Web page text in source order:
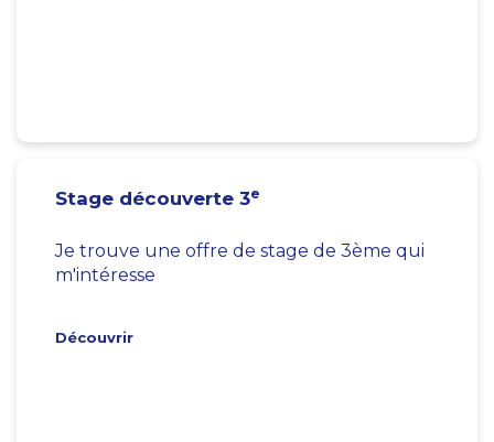
Stage découverte 3e
Je trouve une offre de stage de 3ème qui
m'intéresse
Découvrir